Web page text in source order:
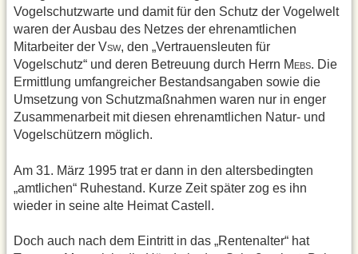
Vogelschutzwarte und damit für den Schutz der Vogelwelt
waren der Ausbau des Netzes der ehrenamtlichen
Mitarbeiter der VSW, den „Vertrauensleuten für
Vogelschutz“ und deren Betreuung durch Herrn M EBS. Die
Ermittlung umfangreicher Bestandsangaben sowie die
Umsetzung von Schutzmaßnahmen waren nur in enger
Zusammenarbeit mit diesen ehrenamtlichen Natur- und
Vogelschützern möglich.
Am 31. März 1995 trat er dann in den altersbedingten
„amtlichen“ Ruhestand. Kurze Zeit später zog es ihn
wieder in seine alte Heimat Castell.
Doch auch nach dem Eintritt in das „Rentenalter“ hat